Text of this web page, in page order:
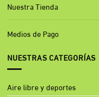
Nuestra Tienda
Medios de Pago
NUESTRAS CATEGORÍAS
Aire libre y deportes